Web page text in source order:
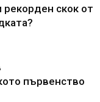
скок от
първенство